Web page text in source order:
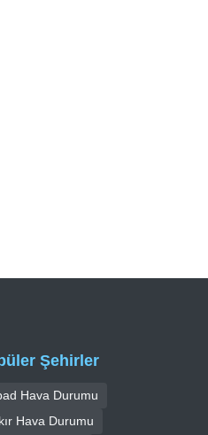
Şehirler
Hava Durumu
Hava Durumu